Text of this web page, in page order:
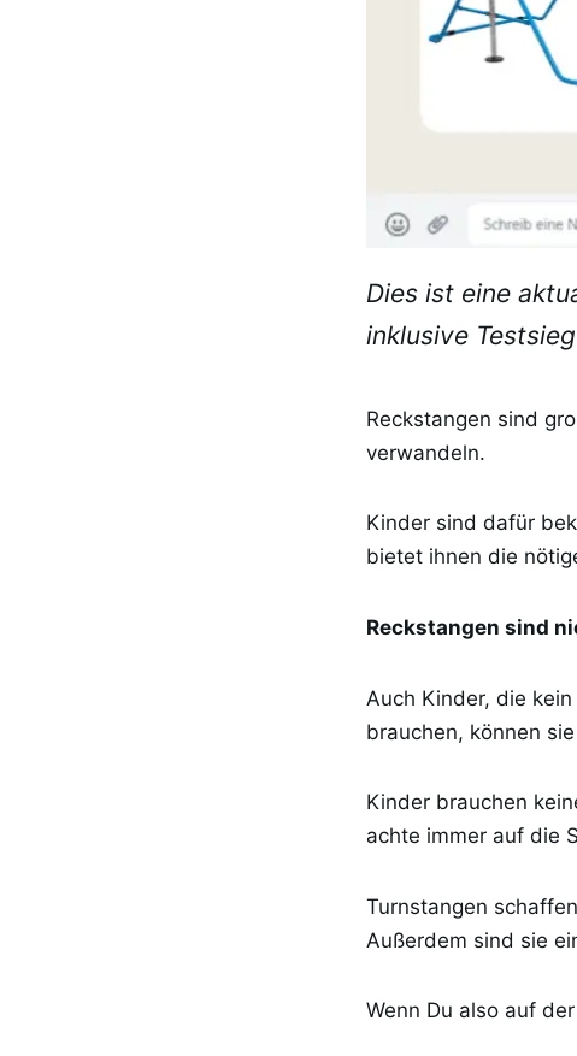
Dies ist eine
inklusive
Reckstangen sind
verwandeln.
Kinder sind dafür
bietet ihnen die
Reckstangen sind
Auch Kinder, die
brauchen, können
Kinder brauchen
achte immer auf die
Turnstangen
Außerdem sind sie
Wenn Du also auf